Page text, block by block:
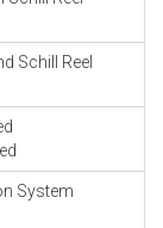
Schill Reel
System